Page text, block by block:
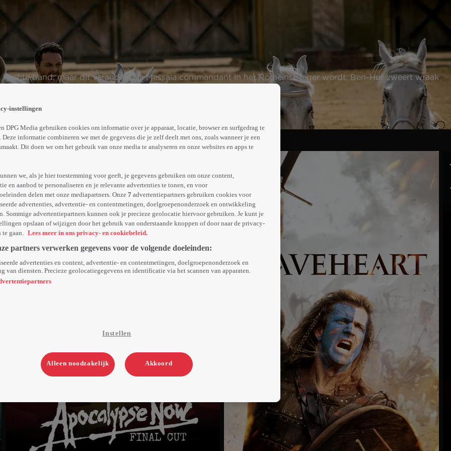
band, maar dit verandert als Messala commandant in het Romeinse leger wordt. Ben-Hur zweert wraak
gooit.
instellingen
DPG Media gebruiken cookies om informatie over je apparaat, locatie, browser en surfgedrag te
Deze informatie combineren we met de gegevens die je zelf deelt met ons, zoals wanneer je een
Dit doen we om het gebruik van onze media te analyseren en onze websites en apps te
we, als je hier toestemming voor geeft, je gegevens gebruiken om onze content,
en aanbod te personaliseren en je relevante advertenties te tonen, en voor
delen met onze mediapartners. Onze 7 advertentiepartners gebruiken cookies voor
advertenties, advertentie- en contentmetingen, doelgroepenonderzoek en ontwikkeling
Sommige advertentiepartners kunnen ook je precieze geolocatie hiervoor gebruiken. Je kunt je
opslaan of wijzigen door het gebruik van onderstaande knoppen of door naar de privacy-
gaan.
Lees meer in ons privacy- en cookiebeleid.
partners verwerken gegevens voor de volgende doeleinden:
advertenties en content, advertentie- en contentmetingen, doelgroepenonderzoek en
van diensten. Precieze geolocatiegegevens en identificatie via het scannen van apparaten.
Instellen
Alleen noodzakelijk Akkoord